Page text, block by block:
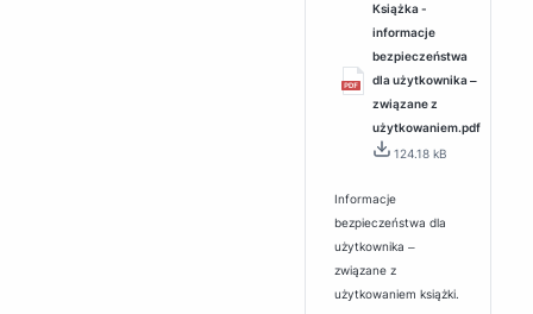
Książka -
informacje
bezpieczeństwa
dla użytkownika ‒
związane z
użytkowaniem.pdf
124.18 kB
Informacje
bezpieczeństwa dla
użytkownika ‒
związane z
użytkowaniem książki.